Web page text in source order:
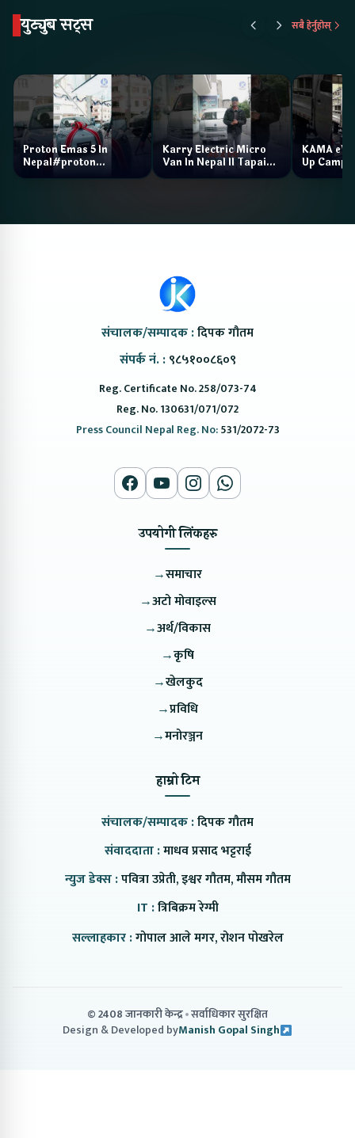
युट्युब सट्स सबै हेर्नुहोस्
Proton Emas 5 In
Nepal#proton
#protonemas5#protonnepal#evcarnepal
Karry Electric Micro
Van In Nepal II Tapaiko
Bazar II Jankari
KAMA eV
Up Camp
संचालक/सम्पादक :दिपक गौतम
संपर्क नं. : ९८५१००८६०९
Reg. Certificate No. 258/073-74
Reg. No. 130631/071/072
Press Council Nepal Reg. No:531/2072-73
उपयोगी लिंकहरु
→समाचार
→अटो मोवाइल्स
→अर्थ/विकास
→कृषि
→खेलकुद
→प्रविधि
→मनोरञ्जन
हाम्रो टिम
संचालक/सम्पादक :दिपक गौतम
संवाददाता :माधव प्रसाद भट्टराई
न्युज डेक्स :पवित्रा उप्रेती, इश्वर गौतम, मौसम गौतम
IT :त्रिबिक्रम रेग्मी
सल्लाहकार :गोपाल आले मगर, रोशन पोखरेल
© 2408 जानकारी केन्द्र सर्वाधिकार सुरक्षित
Design & Developed byManish Gopal Singh